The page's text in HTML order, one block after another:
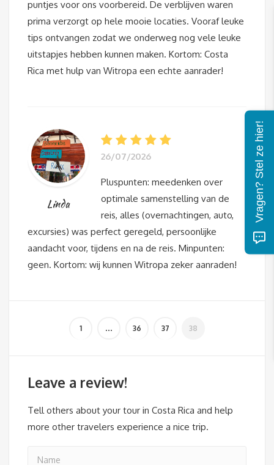
puntjes voor ons voorbereid. De verblijven waren
prima verzorgt op hele mooie locaties. Vooraf leuke
tips ontvangen zodat we onderweg nog vele leuke
uitstapjes hebben kunnen maken. Kortom: Costa
Rica met hulp van Witropa een echte aanrader!
Linda
26/07/2026
Pluspunten: meedenken over
optimale samenstelling van de
reis, alles (overnachtingen, auto,
excursies) was perfect geregeld, persoonlijke
aandacht voor, tijdens en na de reis. Minpunten:
geen. Kortom: wij kunnen Witropa zeker aanraden!
Leave a review!
Tell others about your tour in Costa Rica and help
more other travelers experience a nice trip.
Vragen? Stel ze hier!